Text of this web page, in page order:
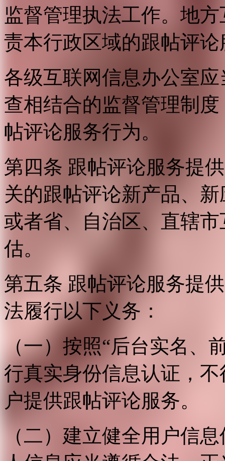
监督管理执法工作。地
责本行政区域的跟帖评
各级互联网信息办公室
查相结合的监督管理制
帖评论服务行为。
第四条 跟帖评论服务提
关的跟帖评论新产品、
或者省、自治区、直辖
估。
第五条 跟帖评论服务提
法履行以下义务：
（一）按照“后台实名、
行真实身份信息认证，
户提供跟帖评论服务。
（二）建立健全用户信